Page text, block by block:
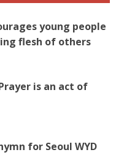
young people
flesh of others
is an act of
for Seoul WYD